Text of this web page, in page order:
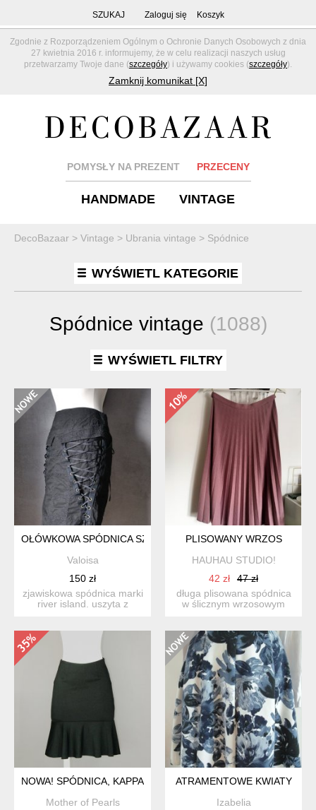
Zgodnie z Rozporządzeniem Ogólnym o Ochronie Danych Osobowych z dnia
27 kwietnia 2016 r. informujemy, że w celu realizacji naszych usług
przetwarzamy Twoje dane (szczegóły) i używamy cookies (szczegóły).
Zamknij komunikat [X]
SZUKAJ Zaloguj się Koszyk
POMYSŁY NA PREZENT PRZECENY
HANDMADE VINTAGE
DecoBazaar > Vintage > Ubrania vintage > Spódnice
WYŚWIETL KATEGORIE
Spódnice vintage (1088)
WYŚWIETL FILTRY
OŁÓWKOWA SPÓDNICA SZNUROWANIA HAFTY CUDO XS S
Valoisa
150 zł
zjawiskowa spódnica marki
river island. uszyta z
PLISOWANY WRZOS
HAUHAU STUDIO!
42 zł
47 zł
długa plisowana spódnica
w ślicznym wrzosowym
NOWA! SPÓDNICA, KAPPAHL, 38
Mother of Pearls
ATRAMENTOWE KWIATY
Izabelia